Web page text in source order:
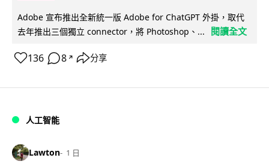
Adobe 宣布推出全新統一版 Adobe for ChatGPT 外掛，取代
去年推出三個獨立 connector，將 Photoshop、...
閱讀全文
136 8 ↗ 分享
人工智能
Lawton 1 日